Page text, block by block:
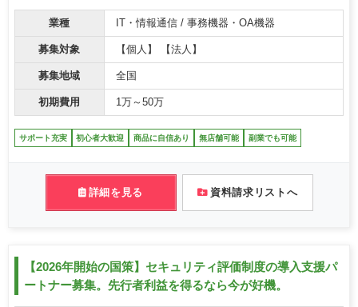
業種 IT・情報通信 / 事務機器・OA機器
募集対象 【個人】 【法人】
募集地域 全国
初期費用 1万～50万
サポート充実 初心者大歓迎 商品に自信あり 無店舗可能 副業でも可能
詳細を見る 資料請求リストへ
【2026年開始の国策】セキュリティ評価制度の導入支援パ
ートナー募集。先行者利益を得るなら今が好機。